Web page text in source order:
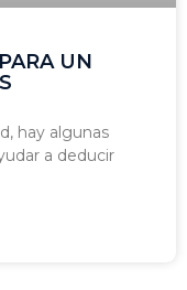
UN
hay algunas
a deducir